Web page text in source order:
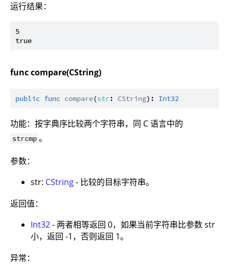
运行结果：
5
func compare(CString)
public func compare(str: CString): Int32
功能：按字典序比较两个字符串，同 C 语言中的
strcmp 。
参数：
str: CString- 比较的目标字符串。
返回值：
Int32- 两者相等返回 0，如果当前字符串比参数 str
小，返回 -1，否则返回 1。
异常：